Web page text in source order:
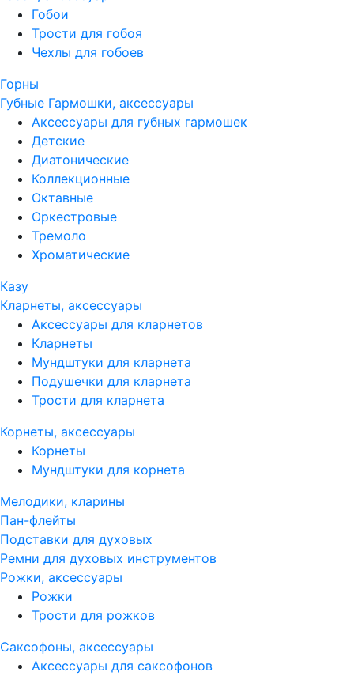
Гобои
Трости для гобоя
Чехлы для гобоев
Горны
Губные Гармошки, аксессуары
Аксессуары для губных гармошек
Детские
Диатонические
Коллекционные
Октавные
Оркестровые
Тремоло
Хроматические
Казу
Кларнеты, аксессуары
Аксессуары для кларнетов
Кларнеты
Мундштуки для кларнета
Подушечки для кларнета
Трости для кларнета
Корнеты, аксессуары
Корнеты
Мундштуки для корнета
Мелодики, кларины
Пан-флейты
Подставки для духовых
Ремни для духовых инструментов
Рожки, аксессуары
Рожки
Трости для рожков
Саксофоны, аксессуары
Аксессуары для саксофонов